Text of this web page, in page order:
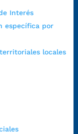
Interés
específica por
locales